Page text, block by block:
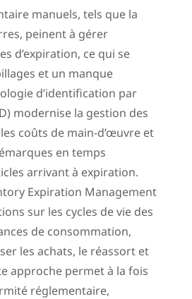
manuels, tels que la
peinent à gérer
d’expiration, ce qui se
et un manque
d’identification par
modernise la gestion des
coûts de main-d’œuvre et
en temps
arrivant à expiration.
Expiration Management
sur les cycles de vie des
de consommation,
les achats, le réassort et
approche permet à la fois
réglementaire,